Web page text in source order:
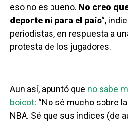
eso no es bueno. No creo
deporte ni para el país“,
periodistas, en respuesta a
protesta de los jugadores.
Aun así, apuntó que no sabe
boicot: “No sé mucho sobre
NBA. Sé que sus índices (de